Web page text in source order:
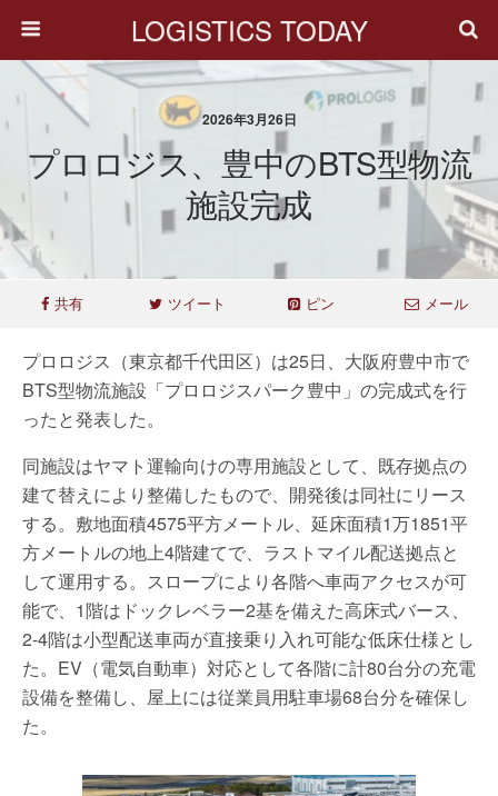
LOGISTICS TODAY
2026年3月26日
プロロジス、豊中のBTS型物流
施設完成
共有 ツイート ピン メール
プロロジス（東京都千代田区）は25日、大阪府豊中市で
BTS型物流施設「プロロジスパーク豊中」の完成式を行
ったと発表した。
同施設はヤマト運輸向けの専用施設として、既存拠点の
建て替えにより整備したもので、開発後は同社にリース
する。敷地面積4575平方メートル、延床面積1万1851平
方メートルの地上4階建てで、ラストマイル配送拠点と
して運用する。スロープにより各階へ車両アクセスが可
能で、1階はドックレベラー2基を備えた高床式バース、
2-4階は小型配送車両が直接乗り入れ可能な低床仕様とし
た。EV（電気自動車）対応として各階に計80台分の充電
設備を整備し、屋上には従業員用駐車場68台分を確保し
た。